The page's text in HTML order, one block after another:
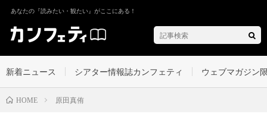
あなたの『読みたい・観たい』がここにある！
新着ニュース シアター情報誌カンフェティ ウェブマガジン
HOME 原田真侑